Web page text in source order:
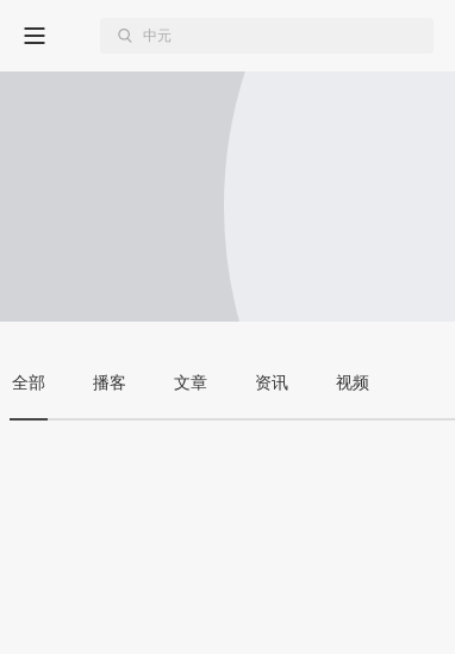
全部 播客 文章 资讯 视频